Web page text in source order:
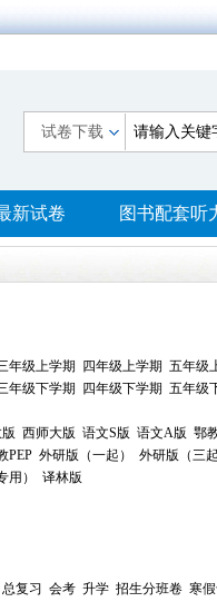
试卷下载
新试卷 图书配套听
年级上学期 四年级上学期 五年级
年级下学期 四年级下学期 五年级
西师大版 语文S版 语文A版 鄂
PEP 外研版（一起）
外研版（三
用）
译林版
总复习 会考 升学 招生分班卷 寒